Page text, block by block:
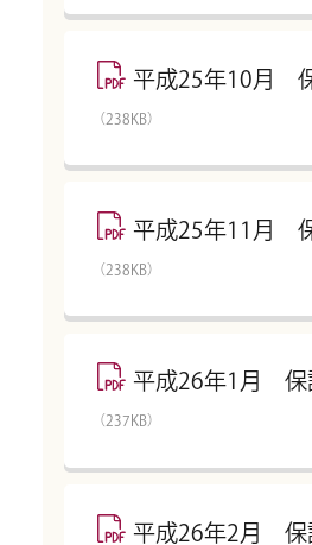
平成25年10月
（238KB）
平成25年11月
（238KB）
平成26年1月 保
（237KB）
平成26年2月 保